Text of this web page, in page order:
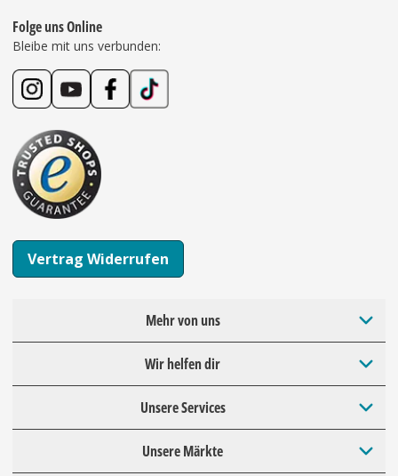
Folge uns Online
Bleibe mit uns verbunden:
Vertrag Widerrufen
Mehr von uns
Wir helfen dir
Unsere Services
Unsere Märkte